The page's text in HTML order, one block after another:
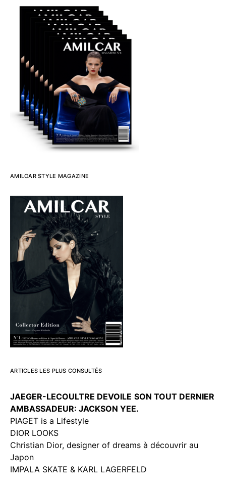
AMILCAR STYLE MAGAZINE
ARTICLES LES PLUS CONSULTÉS
JAEGER-LECOULTRE DEVOILE SON TOUT DERNIER
AMBASSADEUR: JACKSON YEE.
PIAGET is a Lifestyle
DIOR LOOKS
Christian Dior, designer of dreams à découvrir au
Japon
IMPALA SKATE & KARL LAGERFELD